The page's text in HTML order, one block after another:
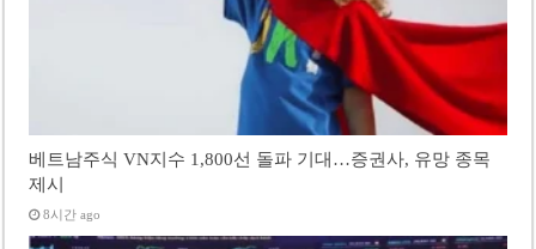
베트남주식 VN지수 1,800선 돌파 기대…증권사, 유망 종목
제시
8시간 ago